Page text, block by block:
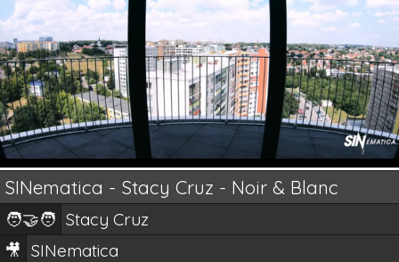
SINematica - Stacy Cruz - Noir & Blanc
🧑‍🤝‍🧑 Stacy Cruz
🎥 SINematica